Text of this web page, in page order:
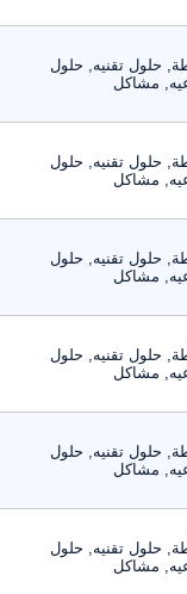
حلول تقنيه, حلول
مشاكل
حلول تقنيه, حلول
مشاكل
حلول تقنيه, حلول
مشاكل
حلول تقنيه, حلول
مشاكل
حلول تقنيه, حلول
مشاكل
حلول تقنيه, حلول
مشاكل